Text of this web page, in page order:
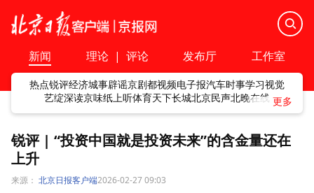
新闻 理论 | 评论 发布厅 工作室
热点锐评经济城事辟谣京剧都视频电子报汽车时事学习视觉
艺绽深读京味纸上听体育天下长城北京民声北晚在线
锐评 | “投资中国就是投资未来”的含金量还在
上升
来源： 北京日报客户端2026-02-27 09:03